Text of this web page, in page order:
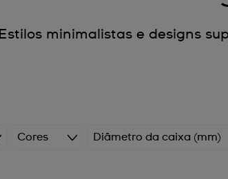
Estilos minimalistas e designs
Cores Diâmetro da caixa (mm)